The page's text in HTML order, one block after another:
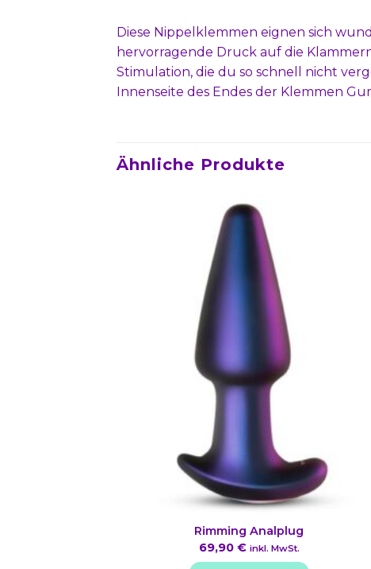
Diese Nippelklemmen eignen sich
hervorragende Druck auf die
Stimulation, die du so schnell nicht
Innenseite des Endes der Klemmen
Ähnliche Produkte
Rimming Analplug
69,90 € inkl. MwSt.